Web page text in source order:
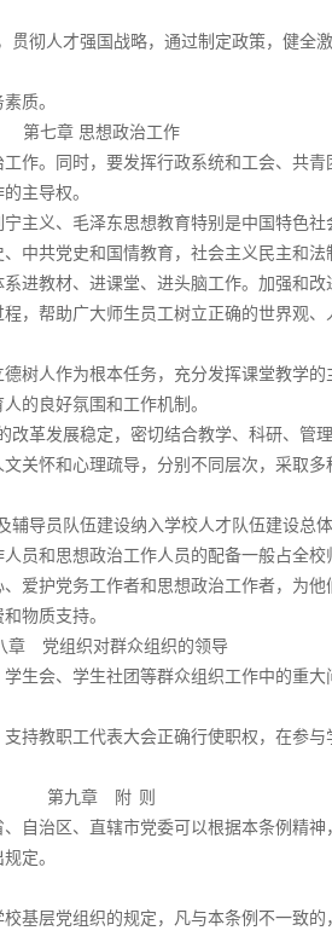
贯彻人才强国战略，通过制定政策，健全
质。
第七章 思想政治工作
作。同时，要发挥行政系统和工会、共
主导权。
主义、毛泽东思想教育特别是中国特色
中共党史和国情教育，社会主义民主和
进教材、进课堂、进头脑工作。加强和
，帮助广大师生员工树立正确的世界观
树人作为根本任务，充分发挥课堂教学
的良好氛围和工作机制。
改革发展稳定，密切结合教学、科研、管
关怀和心理疏导，分别不同层次，采取
辅导员队伍建设纳入学校人才队伍建设总
员和思想政治工作人员的配备一般占全校
爱护党务工作者和思想政治工作者，为他
物质支持。
章 党组织对群众组织的领导
生会、学生社团等群众组织工作中的重
持教职工代表大会正确行使职权，在参
第九章 附 则
自治区、直辖市党委可以根据本条例精
定。
层党组织的规定，凡与本条例不一致的